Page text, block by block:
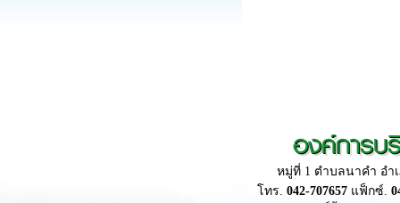
องค์การบ
หมู่ที่ 1 ตำบลนาคำ อำ
โทร. 042-707657 แฟ็กซ์.